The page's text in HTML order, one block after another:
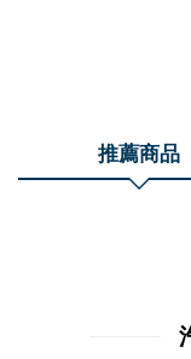
推薦商品